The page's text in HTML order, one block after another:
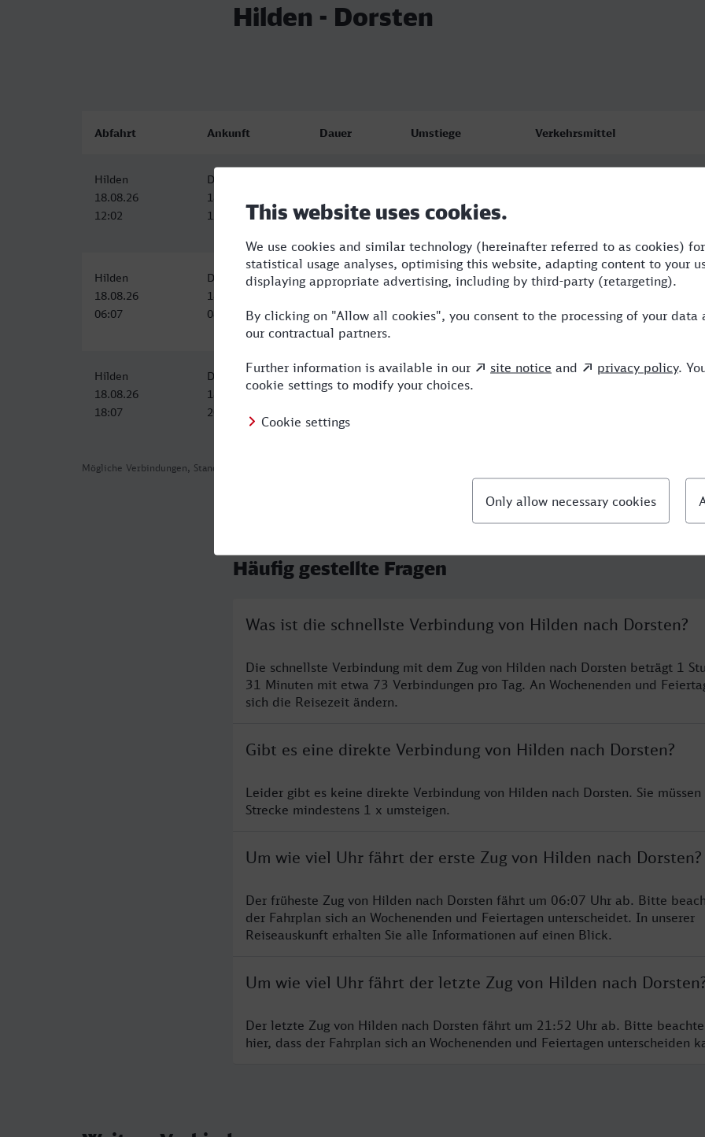
Hilden - Dorsten
Mögliche Verbindungen, Stand: 2026-08-04 12:38
Abfahrt Ankunft Dauer Umstiege Verkehrsmittel
Hilden
18.08.26
12:02
Dorsten
18.08.26
13:33
Hilden
18.08.26
06:07
Dorsten
18.08.26
08:01
1:54 2 R,RRB,ICE
Hilden
18.08.26
18:07
Dorsten
18.08.26
20:01
1:54 2 R,RRB,ICE
Häufig gestellte Fragen
Was ist die schnellste Verbindung von Hilden nach Dorsten?
Die schnellste Verbindung mit dem Zug von Hilden nach Dorsten beträgt 1
31 Minuten mit etwa 73 Verbindungen pro Tag. An Wochenenden und
sich die Reisezeit ändern.
Gibt es eine direkte Verbindung von Hilden nach Dorsten?
Leider gibt es keine direkte Verbindung von Hilden nach Dorsten. Sie
Strecke mindestens 1 x umsteigen.
Um wie viel Uhr fährt der erste Zug von Hilden nach Dorsten?
Der früheste Zug von Hilden nach Dorsten fährt um 06:07 Uhr ab. Bitte
der Fahrplan sich an Wochenenden und Feiertagen unterscheidet. In unserer
Reiseauskunft erhalten Sie alle Informationen auf einen Blick.
Um wie viel Uhr fährt der letzte Zug von Hilden nach
Der letzte Zug von Hilden nach Dorsten fährt um 21:52 Uhr ab. Bitte
hier, dass der Fahrplan sich an Wochenenden und Feiertagen unterscheiden